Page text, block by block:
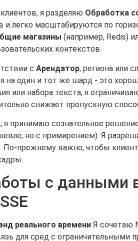
я разделяю Обработка
легко масштабируются по
магазины (например, Redis)
контекстов.
с Арендатор, региона или
на один и тот же шард - это
или набора текста, я
снижает пропускную
я принимаю сознательное
но с примирением). Я
По-прежнему важно, чтобы
с данными
реального времени Я сочетаю
для сред с